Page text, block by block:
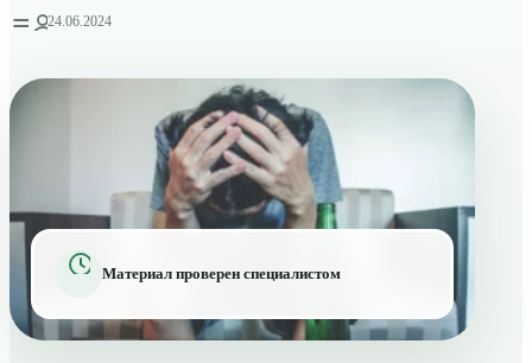
24.06.2024
Материал проверен специалистом